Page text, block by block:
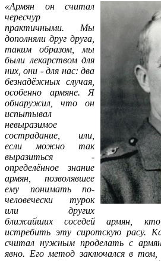
«Армян он считал
чересчур
практичными. Мы
дополняли друг друга,
таким образом, мы
были лекарством для
них, они - для нас: два
безнадёжных случая,
особенно армяне. Я
обнаружил, что он
испытывал
невыразимое
сострадание, или,
если можно так
выразиться -
определённое знание
армян, позволявшее
ему понимать по-
человечески турок
или других
ближайших соседей армян,
истребить эту сиротскую расу.
считал нужным проделать с
явно. Его метод заключался в